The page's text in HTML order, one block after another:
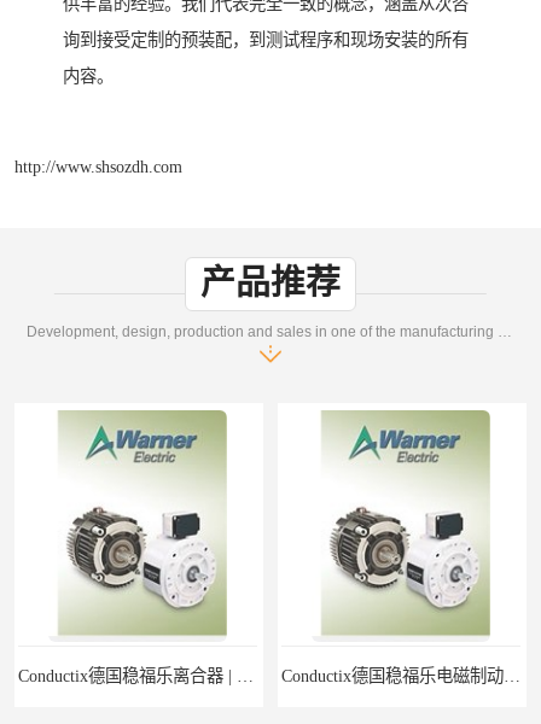
供丰富的经验。我们代表完全一致的概念，涵盖从次咨
询到接受定制的预装配，到测试程序和现场安装的所有
内容。
http://www.shsozdh.com
产品推荐